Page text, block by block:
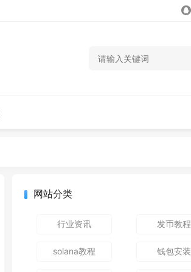
网站分类
行业资讯 发币教程
solana教程 钱包安装